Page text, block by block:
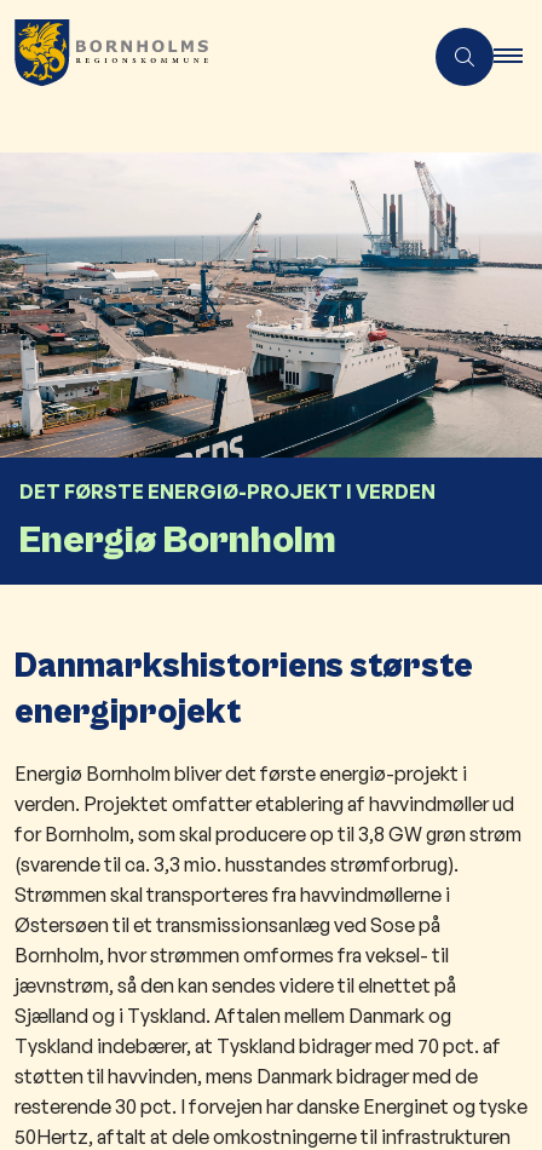
DET FØRSTE ENERGIØ-PROJEKT I VERDEN
Energiø Bornholm
Danmarkshistoriens største
energiprojekt
Energiø Bornholm bliver det første energiø-projekt i
verden. Projektet omfatter etablering af havvindmøller ud
for Bornholm, som skal producere op til 3,8 GW grøn strøm
(svarende til ca. 3,3 mio. husstandes strømforbrug).
Strømmen skal transporteres fra havvindmøllerne i
Østersøen til et transmissionsanlæg ved Sose på
Bornholm, hvor strømmen omformes fra veksel- til
jævnstrøm, så den kan sendes videre til elnettet på
Sjælland og i Tyskland. Aftalen mellem Danmark og
Tyskland indebærer, at Tyskland bidrager med 70 pct. af
støtten til havvinden, mens Danmark bidrager med de
resterende 30 pct. I forvejen har danske Energinet og tyske
50Hertz, aftalt at dele omkostningerne til infrastrukturen